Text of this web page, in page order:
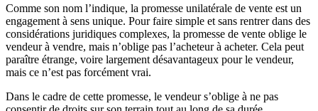
Comme son nom l’indique, la promesse unilatérale de vente est un
engagement à sens unique. Pour faire simple et sans rentrer dans des
considérations juridiques complexes, la promesse de vente oblige le
vendeur à vendre, mais n’oblige pas l’acheteur à acheter. Cela peut
paraître étrange, voire largement désavantageux pour le vendeur,
mais ce n’est pas forcément vrai.
Dans le cadre de cette promesse, le vendeur s’oblige à ne pas